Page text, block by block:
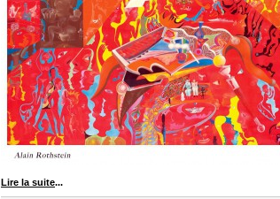
Lire la suite...